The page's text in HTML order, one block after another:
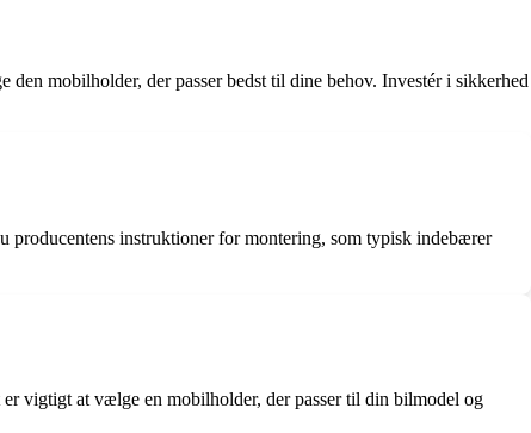
mobilholder, der passer bedst til dine behov. Investér i sikkerhed
producentens instruktioner for montering, som typisk indebærer
vigtigt at vælge en mobilholder, der passer til din bilmodel og